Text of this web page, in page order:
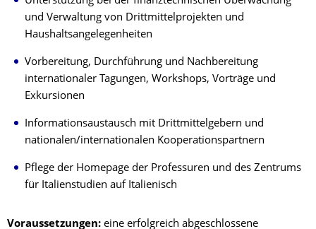
und Verwaltung von Drittmittelprojekten und
Haushaltsangelegenheiten
Vorbereitung, Durchführung und Nachbereitung
internationaler Tagungen, Workshops, Vorträge und
Exkursionen
Informationsaustausch mit Drittmittelgebern und
nationalen/internationalen Kooperationspartnern
Pflege der Homepage der Professuren und des Zentrums
für Italienstudien auf Italienisch
Voraussetzungen: eine erfolgreich abgeschlossene